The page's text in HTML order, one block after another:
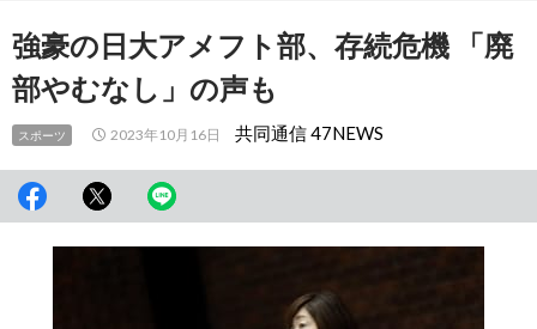
へ
移
動強豪の日大アメフト部、存続危機 「廃
部やむなし」の声も
スポーツ 2023年10月16日 共同通信 47NEWS